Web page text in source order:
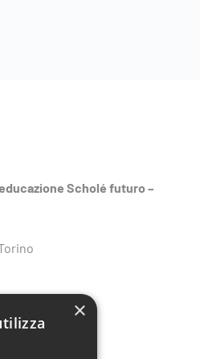
Scholé futuro –
×